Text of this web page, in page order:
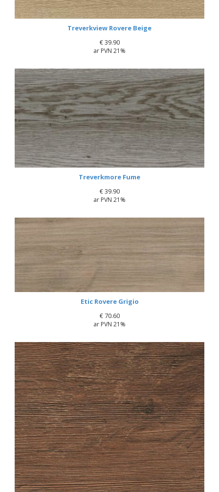
Treverkview Rovere Beige
€39.90
ar PVN 21%
Treverkmore Fume
€39.90
ar PVN 21%
Etic Rovere Grigio
€70.60
ar PVN 21%